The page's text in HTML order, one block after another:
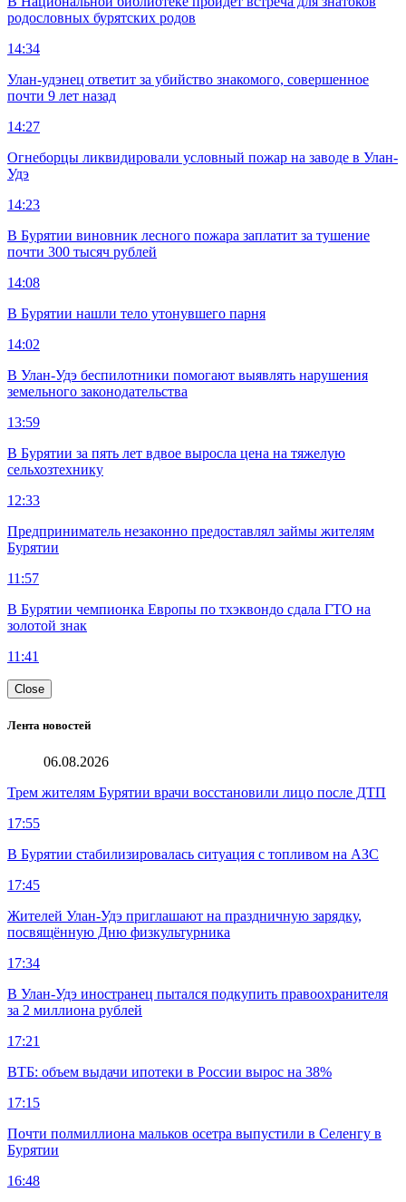
родословных бурятских родов
14:34
Улан-удэнец ответит за убийство знакомого, совершенное
почти 9 лет назад
14:27
Огнеборцы ликвидировали условный пожар на заводе в Улан-
Удэ
14:23
В Бурятии виновник лесного пожара заплатит за тушение
почти 300 тысяч рублей
14:08
В Бурятии нашли тело утонувшего парня
14:02
В Улан-Удэ беспилотники помогают выявлять нарушения
земельного законодательства
13:59
В Бурятии за пять лет вдвое выросла цена на тяжелую
сельхозтехнику
12:33
Предприниматель незаконно предоставлял займы жителям
Бурятии
11:57
В Бурятии чемпионка Европы по тхэквондо сдала ГТО на
золотой знак
11:41
Close
Лента новостей
06.08.2026
Трем жителям Бурятии врачи восстановили лицо после ДТП
17:55
В Бурятии стабилизировалась ситуация с топливом на АЗС
17:45
Жителей Улан-Удэ приглашают на праздничную зарядку,
посвящённую Дню физкультурника
17:34
В Улан-Удэ иностранец пытался подкупить правоохранителя
за 2 миллиона рублей
17:21
ВТБ: объем выдачи ипотеки в России вырос на 38%
17:15
Почти полмиллиона мальков осетра выпустили в Селенгу в
Бурятии
16:48